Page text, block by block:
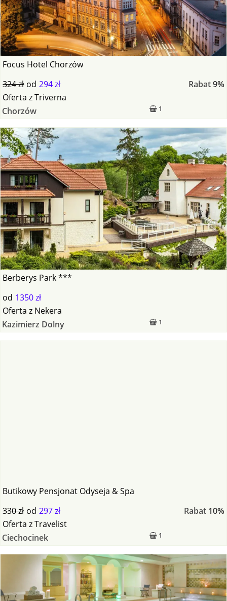
Focus Hotel Chorzów
324 zł od 294 zł Rabat9%
1
Oferta zTriverna
Chorzów
Berberys Park ***
od 1350 zł
1
Oferta z Nekera
Kazimierz Dolny
Butikowy Pensjonat Odyseja & Spa
330 zł od 297 zł Rabat 10%
1
Oferta zTravelist
Ciechocinek